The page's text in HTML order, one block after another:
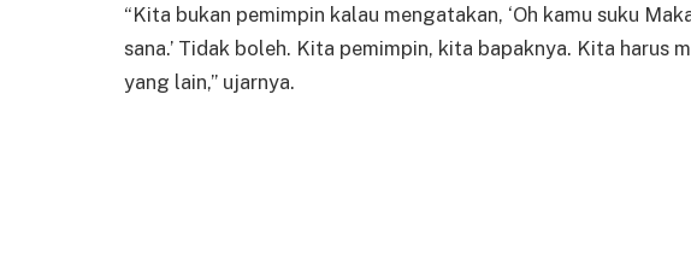
“Kita bukan pemimpin kalau mengatakan, ‘Oh kamu suku
sana.’ Tidak boleh. Kita pemimpin, kita bapaknya. Kita harus
yang lain,” ujarnya.